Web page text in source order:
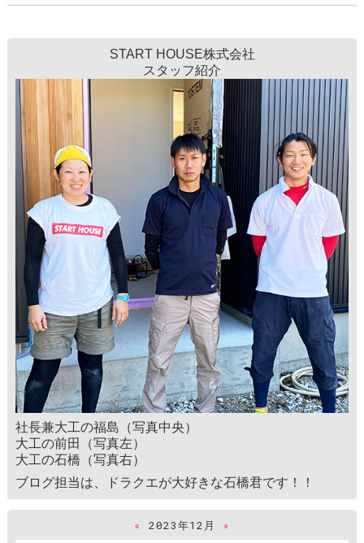
START HOUSE株式会社
スタッフ紹介
社長兼大工の福島（写真中央）
大工の前田（写真左）
大工の石橋（写真右）
ブログ担当は、ドラクエが大好きな石橋君です！！
« 2023年12月
»